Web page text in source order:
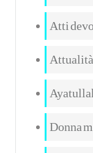
Atti
Donna